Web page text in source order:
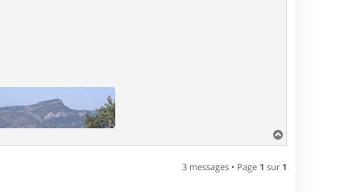
a
t
3 messages • Page 1 sur 1